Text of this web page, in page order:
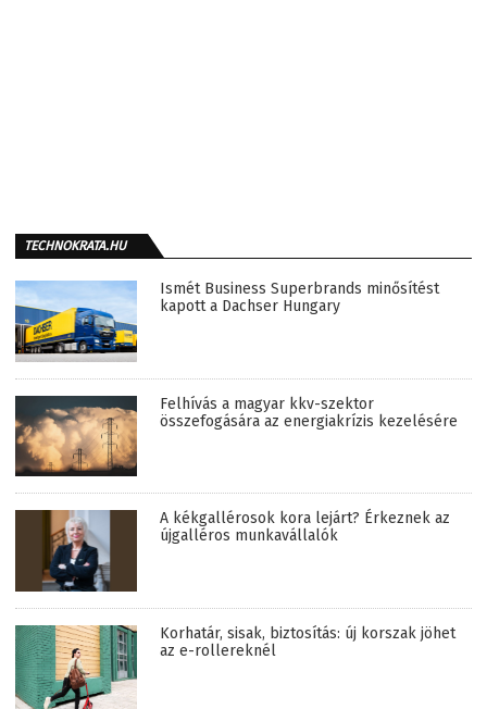
TECHNOKRATA.HU
Ismét Business Superbrands minősítést
kapott a Dachser Hungary
Felhívás a magyar kkv-szektor
összefogására az energiakrízis kezelésére
A kékgallérosok kora lejárt? Érkeznek az
újgalléros munkavállalók
Korhatár, sisak, biztosítás: új korszak jöhet
az e-rollereknél